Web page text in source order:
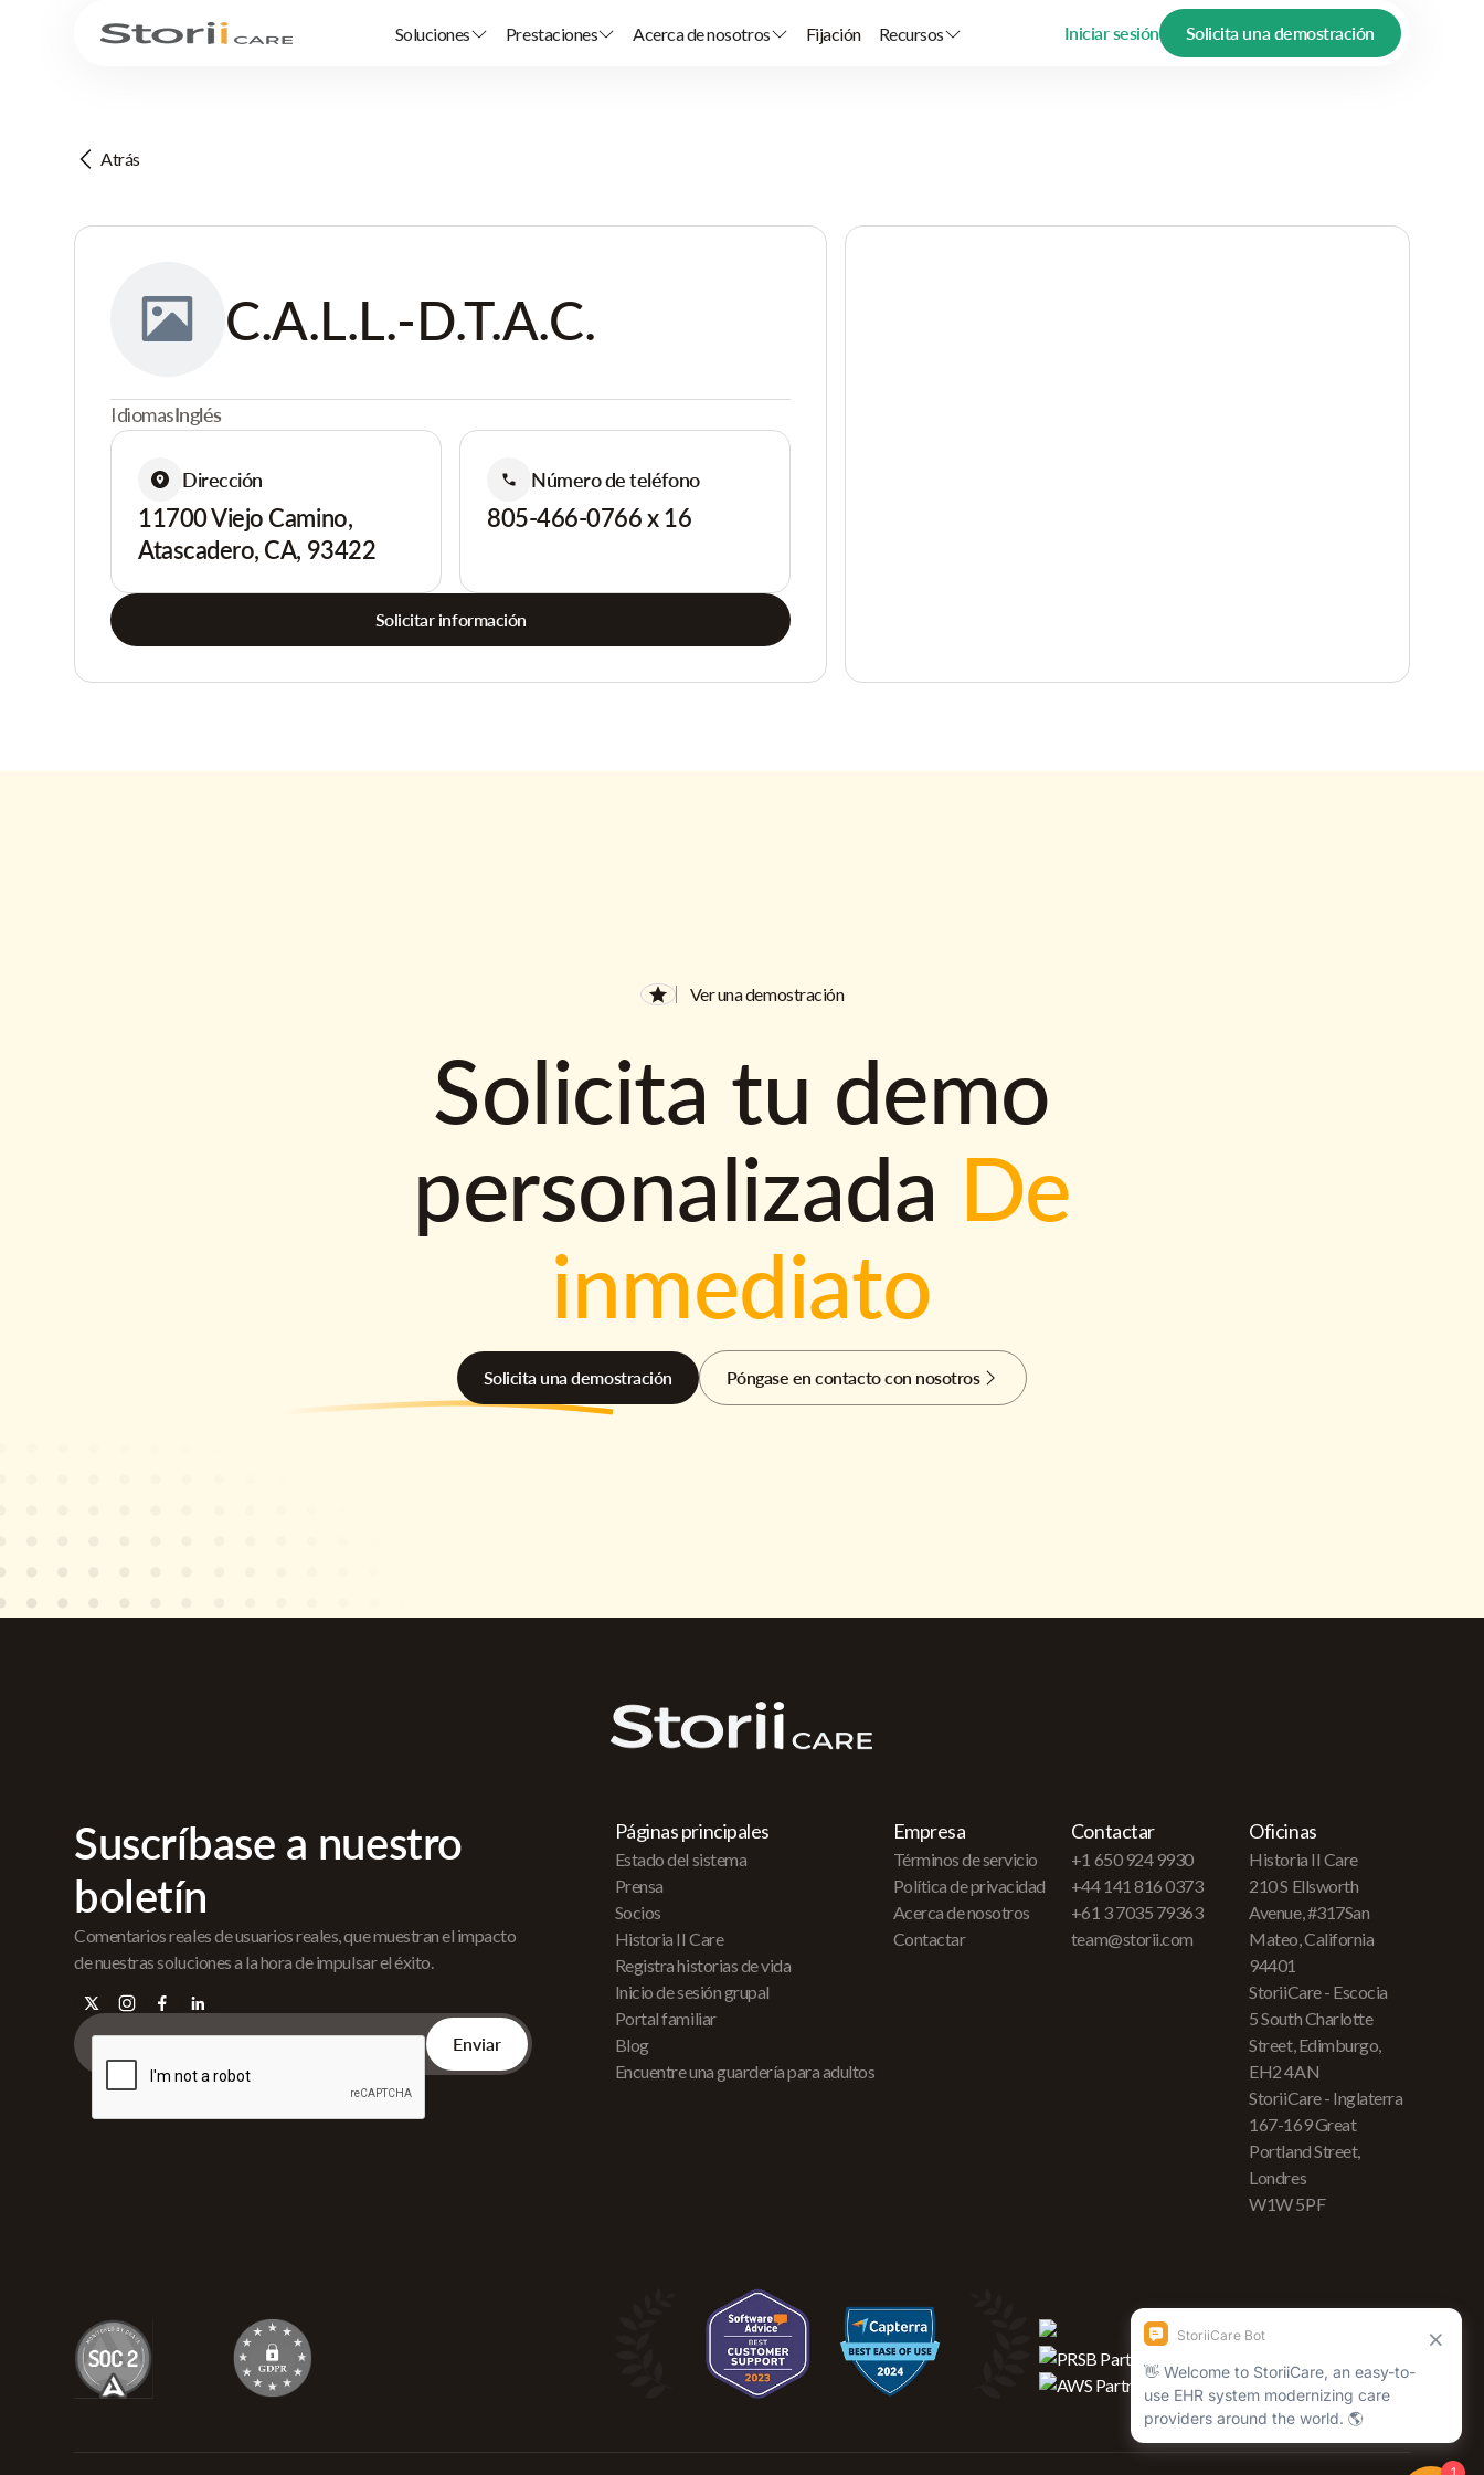
Soluciones Prestaciones Acerca de nosotros Fijación Recursos Iniciar sesión Solicita una demostración
Atrás
C.A.L.L.-D.T.A.C.
IdiomasInglés
Dirección
11700 Viejo Camino,
Atascadero, CA, 93422
Número de teléfono
805-466-0766 x 16
Solicitar información
Ver una demostración
Solicita tu demo
personalizada De
inmediato
Solicita una demostración Póngase en contacto con nosotros
Suscríbase a nuestro
boletín
Comentarios reales de usuarios reales, que muestran el impacto
de nuestras soluciones a la hora de impulsar el éxito.
Páginas principales
Estado del sistema
Prensa
Socios
Historia II Care
Registra historias de vida
Inicio de sesión grupal
Portal familiar
Blog
Encuentre una guardería para adultos
Empresa
Términos de servicio
Política de privacidad
Acerca de nosotros
Contactar
Contactar
+1 650 924 9930
+44 141 816 0373
+61 3 7035 79363
team@storii.com
Oficinas
Historia II Care
210 S Ellsworth
Avenue, #317San
Mateo, California
94401
StoriiCare - Escocia
5 South Charlotte
Street, Edimburgo,
EH2 4AN
StoriiCare - Inglaterra
167-169 Great
Portland Street,
Londres
W1W 5PF